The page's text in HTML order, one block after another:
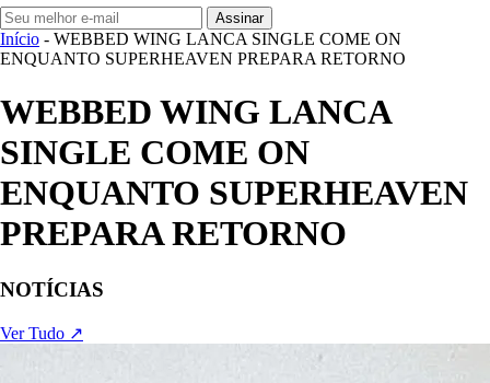
Assinar
Início - WEBBED WING LANCA SINGLE COME ON
ENQUANTO SUPERHEAVEN PREPARA RETORNO
WEBBED WING LANCA
SINGLE COME ON
ENQUANTO SUPERHEAVEN
PREPARA RETORNO
NOTÍCIAS
Ver Tudo ↗